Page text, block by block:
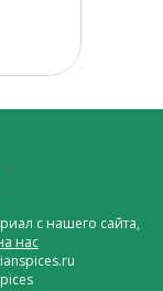
с нашего сайта,
нас